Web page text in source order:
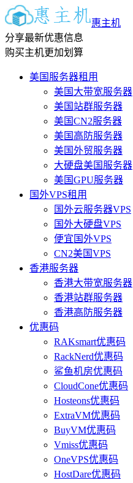
惠主机
分享最新优惠信息
购买主机更加划算
美国服务器租用
美国大带宽服务器
美国站群服务器
美国CN2服务器
美国高防服务器
美国外贸服务器
大硬盘美国服务器
美国GPU服务器
国外VPS租用
国外云服务器VPS
国外大硬盘VPS
便宜国外VPS
CN2美国VPS
香港服务器
香港大带宽服务器
香港站群服务器
香港高防服务器
优惠码
RAKsmart优惠码
RackNerd优惠码
鲨鱼机房优惠码
CloudCone优惠码
Hosteons优惠码
ExtraVM优惠码
BuyVM优惠码
Vmiss优惠码
OneVPS优惠码
HostDare优惠码